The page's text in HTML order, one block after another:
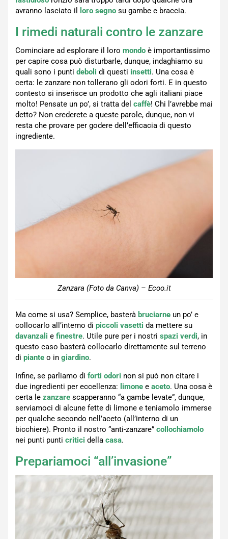
avranno lasciato il
loro segno su gambe e braccia.
I rimedi naturali contro le zanzare
Cominciare ad esplorare il loro mondo è importantissimo
per capire cosa può disturbarle, dunque, indaghiamo su
quali sono i punti deboli di questi insetti. Una cosa è
certa: le zanzare non tollerano gli odori forti. E in questo
contesto si inserisce un prodotto che agli italiani piace
molto! Pensate un po’, si tratta del caffè! Chi l’avrebbe mai
detto? Non crederete a queste parole, dunque, non vi
resta che provare per godere dell’efficacia di questo
ingrediente.
Zanzara (Foto da Canva) – Ecoo.it
Ma come si usa? Semplice, basterà bruciarne un po’ e
collocarlo all’interno di piccoli vasetti da mettere su
davanzali e finestre. Utile pure per i nostri spazi verdi, in
questo caso basterà collocarlo direttamente sul terreno
di piante o in giardino.
Infine, se parliamo di forti odori non si può non citare i
due ingredienti per eccellenza: limone e aceto. Una cosa è
certa le zanzare scapperanno “a gambe levate”, dunque,
serviamoci di alcune fette di limone e teniamolo immerse
per qualche secondo nell’aceto (all’interno di un
bicchiere). Pronto il nostro “anti-zanzare” collochiamolo
nei punti punti critici della casa.
Prepariamoci “all’invasione”